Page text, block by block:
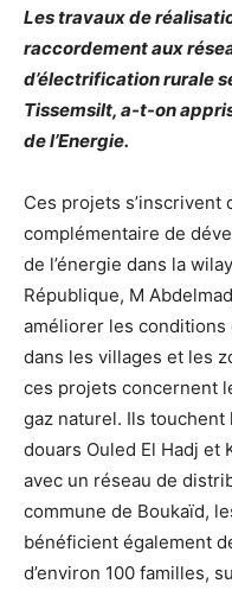
Les travaux de
raccordement aux
d’électrification rurale
Tissemsilt, a-t-on
de l’Energie.
Ces projets s’inscrivent
complémentaire de
de l’énergie dans la
République, M
améliorer les conditions
dans les villages et les
ces projets concernent
gaz naturel. Ils touchent
douars Ouled El Hadj et
avec un réseau de
commune de Boukaïd,
bénéficient également
d’environ 100 familles,